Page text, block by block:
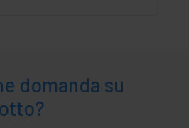
domanda su